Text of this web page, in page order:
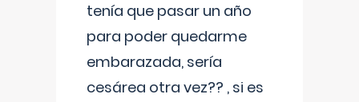
tenía que pasar un año
para poder quedarme
embarazada, sería
cesárea otra vez?? , si es